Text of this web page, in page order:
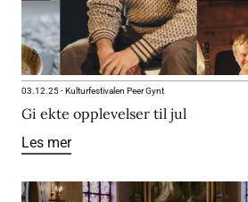
03.12.25-Kulturfestivalen Peer Gynt
Gi ekte opplevelser til jul
Les mer